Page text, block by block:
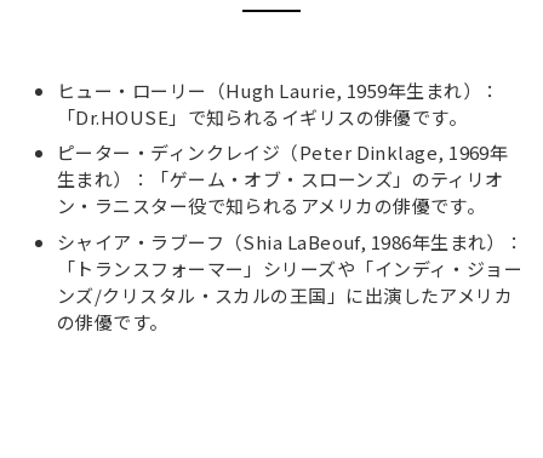
ヒュー・ローリー（Hugh Laurie, 1959年生まれ）：
「Dr.HOUSE」で知られるイギリスの俳優です。
ピーター・ディンクレイジ（Peter Dinklage, 1969年
生まれ）：「ゲーム・オブ・スローンズ」のティリオ
ン・ラニスター役で知られるアメリカの俳優です。
シャイア・ラブーフ（Shia LaBeouf, 1986年生まれ）：
「トランスフォーマー」シリーズや「インディ・ジョー
ンズ/クリスタル・スカルの王国」に出演したアメリカ
の俳優です。